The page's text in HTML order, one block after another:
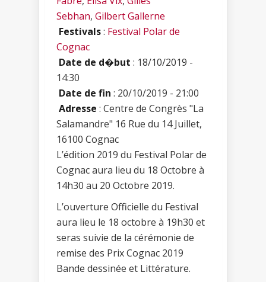
Sebhan, Gilbert Gallerne
Festivals: Festival Polar de
Cognac
Date de d�but : 18/10/2019 -
14:30
Date de fin : 20/10/2019 - 21:00
Adresse : Centre de Congrès "La
Salamandre" 16 Rue du 14 Juillet,
16100 Cognac
L’édition 2019 du Festival Polar de
Cognac aura lieu du 18 Octobre à
14h30 au 20 Octobre 2019.
L’ouverture Officielle du Festival
aura lieu le 18 octobre à 19h30 et
seras suivie de la cérémonie de
remise des Prix Cognac 2019
Bande dessinée et Littérature.